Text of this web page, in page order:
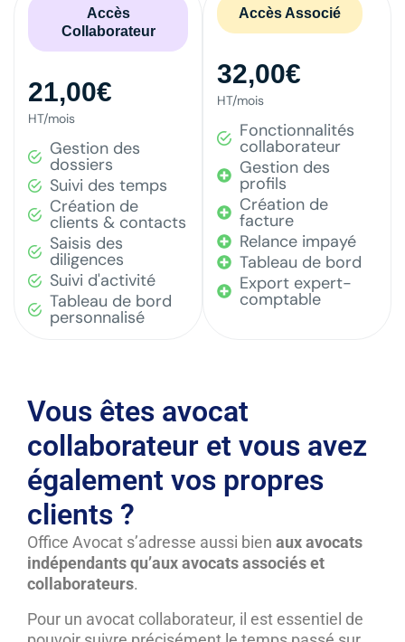
Accès
Collaborateur
21,00€
HT/mois
Gestion des
dossiers
Suivi des temps
Création de
clients & contacts
Saisis des
diligences
Suivi d'activité
Tableau de bord
personnalisé
Accès Associé
32,00€
HT/mois
Fonctionnalités
collaborateur
Gestion des
profils
Création de
facture
Relance impayé
Tableau de bord
Export expert-
comptable
Accès
Collaborateur
19,00€
HT/mois paiement annuel
Gestion des
dossiers
Suivi des temps
Création de
clients & contacts
Saisis des
diligences
Suivi d'activité
Tableau de bord
personnalisé
Accès Associé
29,00€
HT/mois paiement annuel
Fonctionnalités
collaborateur
Gestion des
profils
Création de
facture
Relance impayé
Tableau de bord
Export expert-
comptable
Vous êtes avocat
collaborateur et vous avez
également vos propres
clients ?
Office Avocat s’adresse aussi bien aux avocats
indépendants qu’aux avocats associés et
collaborateurs.
Pour un avocat collaborateur, il est essentiel de